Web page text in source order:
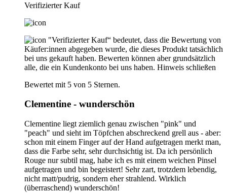
Verifizierter Kauf
"Verifizierter Kauf“ bedeutet, dass die Bewertung von
Käufer:innen abgegeben wurde, die dieses Produkt tatsächlich
bei uns gekauft haben. Bewerten können aber grundsätzlich
alle, die ein Kundenkonto bei uns haben. Hinweis schließen
Bewertet mit 5 von 5 Sternen.
Clementine - wunderschön
Clementine liegt ziemlich genau zwischen "pink" und
"peach" und sieht im Töpfchen abschreckend grell aus - aber:
schon mit einem Finger auf der Hand aufgetragen merkt man,
dass die Farbe sehr, sehr durchsichtig ist. Da ich persönlich
Rouge nur subtil mag, habe ich es mit einem weichen Pinsel
aufgetragen und bin begeistert! Sehr zart, trotzdem lebendig,
nicht matt/pudrig, sondern eher strahlend. Wirklich
(überraschend) wunderschön!